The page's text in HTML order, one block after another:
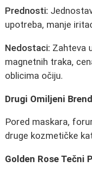
Prednosti:
upotreba, manje
Nedostaci: Zahteva
magnetnih traka,
oblicima očiju.
Drugi Omiljeni
Pored maskara,
druge kozmetičke
Golden Rose Tečni